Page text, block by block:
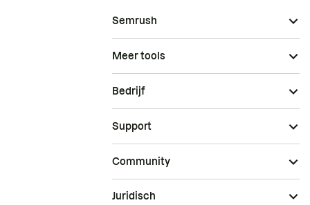
Semrush
Meer tools
Bedrijf
Support
Community
Juridisch